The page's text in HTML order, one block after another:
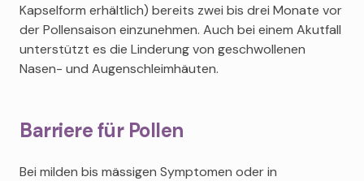
Kapselform erhältlich) bereits zwei bis drei Monate vor
der Pollensaison einzunehmen. Auch bei einem Akutfall
unterstützt es die Linderung von geschwollenen
Nasen- und Augenschleimhäuten.
Barriere für Pollen
Bei milden bis mässigen Symptomen oder in